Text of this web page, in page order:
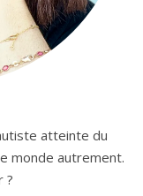
atteinte du
monde autrement.
?